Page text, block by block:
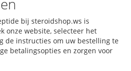
bij steroidshop.ws is
onze website, selecteer het
de instructies om uw bestelling te
betalingsopties en zorgen voor